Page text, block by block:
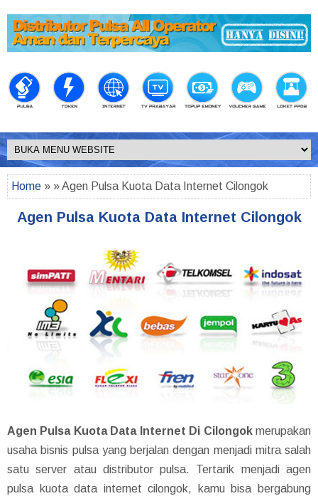
Home » » Agen Pulsa Kuota Data Internet Cilongok
Agen Pulsa Kuota Data Internet Cilongok
Agen Pulsa Kuota Data Internet Di Cilongokmerupakan
usaha bisnis pulsa yang berjalan dengan menjadi mitra salah
satu server atau distributor pulsa. Tertarik menjadi agen
pulsa kuota data internet cilongok, kamu bisa bergabung